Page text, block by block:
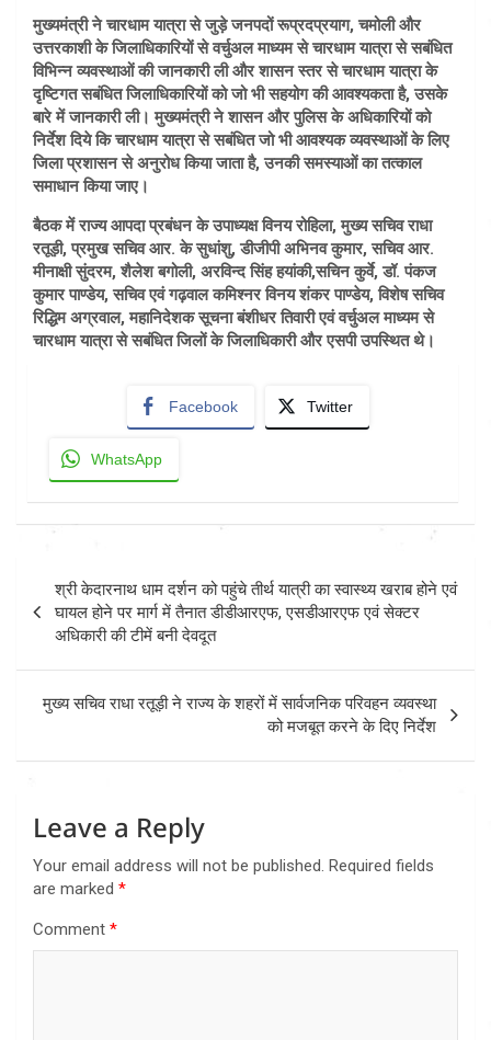
मुख्यमंत्री ने चारधाम यात्रा से जुड़े जनपदों रूप्रदप्रयाग, चमोली और
उत्तरकाशी के जिलाधिकारियों से वर्चुअल माध्यम से चारधाम यात्रा से सबंधित
विभिन्न व्यवस्थाओं की जानकारी ली और शासन स्तर से चारधाम यात्रा के
दृष्टिगत सबंधित जिलाधिकारियों को जो भी सहयोग की आवश्यकता है, उसके
बारे में जानकारी ली। मुख्यमंत्री ने शासन और पुलिस के अधिकारियों को
निर्देश दिये कि चारधाम यात्रा से सबंधित जो भी आवश्यक व्यवस्थाओं के लिए
जिला प्रशासन से अनुरोध किया जाता है, उनकी समस्याओं का तत्काल
समाधान किया जाए।
बैठक में राज्य आपदा प्रबंधन के उपाध्यक्ष विनय रोहिला, मुख्य सचिव राधा
रतूड़ी, प्रमुख सचिव आर. के सुधांशु, डीजीपी अभिनव कुमार, सचिव आर.
मीनाक्षी सुंदरम, शैलेश बगोली, अरविन्द सिंह हयांकी,सचिन कुर्वे, डॉ. पंकज
कुमार पाण्डेय, सचिव एवं गढ़वाल कमिश्नर विनय शंकर पाण्डेय, विशेष सचिव
रिद्धिम अग्रवाल, महानिदेशक सूचना बंशीधर तिवारी एवं वर्चुअल माध्यम से
चारधाम यात्रा से सबंधित जिलों के जिलाधिकारी और एसपी उपस्थित थे।
Facebook Twitter
WhatsApp
Post
navigation
श्री केदारनाथ धाम दर्शन को पहुंचे तीर्थ यात्री का स्वास्थ्य खराब होने एवं
घायल होने पर मार्ग में तैनात डीडीआरएफ, एसडीआरएफ एवं सेक्टर
अधिकारी की टीमें बनी देवदूत
मुख्य सचिव राधा रतूड़ी ने राज्य के शहरों में सार्वजनिक परिवहन व्यवस्था
को मजबूत करने के दिए निर्देश
Leave a Reply
Your email address will not be published. Required fields
are marked *
Comment *